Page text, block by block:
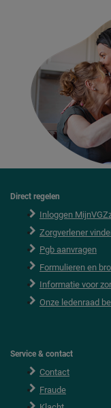
Direct regelen
Inloggen
Zorgverlener
Pgb aanvragen
Formulieren en
Informatie voor
Onze ledenraad
Service & contact
Contact
Fraude